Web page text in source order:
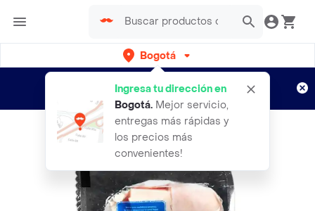
Bogotá
Ingresa tu dirección en
Bogotá. Mejor servicio,
entregas más rápidas y
los precios más
convenientes!
envíos gratis por semanas
Aplican TyC